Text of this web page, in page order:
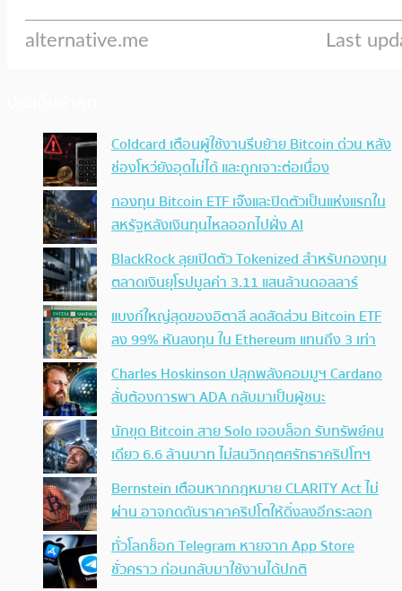
Coldcard เตือนผู้ใช้งานรีบย้าย Bitcoin ด่วน หลัง
ช่องโหว่ยังอุดไม่ได้ และถูกเจาะต่อเนื่อง
กองทุน Bitcoin ETF เจ๊งและปิดตัวเป็นแห่งแรกใน
สหรัฐหลังเงินทุนไหลออกไปฝั่ง AI
BlackRock ลุยเปิดตัว Tokenized สำหรับกองทุน
ตลาดเงินยุโรปมูลค่า 3.11 แสนล้านดอลลาร์
แบงก์ใหญ่สุดของอิตาลี ลดสัดส่วน Bitcoin ETF
ลง 99% หันลงทุน ใน Ethereum แทนถึง 3 เท่า
Charles Hoskinson ปลุกพลังคอมมูฯ Cardano
ลั่นต้องการพา ADA กลับมาเป็นผู้ชนะ
นักขุด Bitcoin สาย Solo เจอบล็อก รับทรัพย์คน
เดียว 6.6 ล้านบาท ไม่สนวิกฤตศรัทธาคริปโทฯ
Bernstein เตือนหากกฎหมาย CLARITY Act ไม่
ผ่าน อาจกดดันราคาคริปโตให้ดิ่งลงอีกระลอก
ทั่วโลกช็อก Telegram หายจาก App Store
ชั่วคราว ก่อนกลับมาใช้งานได้ปกติ